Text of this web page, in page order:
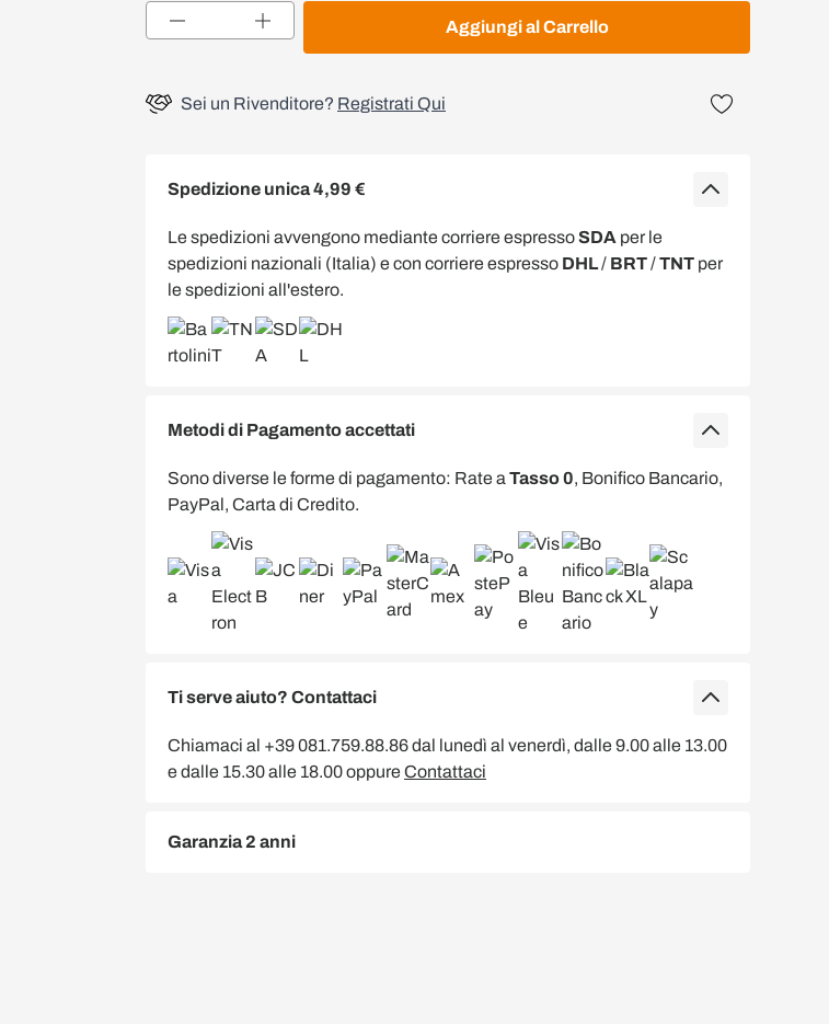
Aggiungi al Carrello
Sei un Rivenditore? Registrati Qui
Spedizione unica 4,99 €
Le spedizioni avvengono mediante corriere espressoSDA per le
spedizioni nazionali (Italia) e con corriere espresso DHL/ BRT/TNT per
le spedizioni all'estero.
Metodi di Pagamento accettati
Sono diverse le forme di pagamento: Rate a Tasso 0, Bonifico Bancario,
PayPal, Carta di Credito.
Ti serve aiuto? Contattaci
Chiamaci al +39 081.759.88.86 dal lunedì al venerdì, dalle 9.00 alle 13.00
e dalle 15.30 alle 18.00 oppureContattaci
Garanzia 2 anni